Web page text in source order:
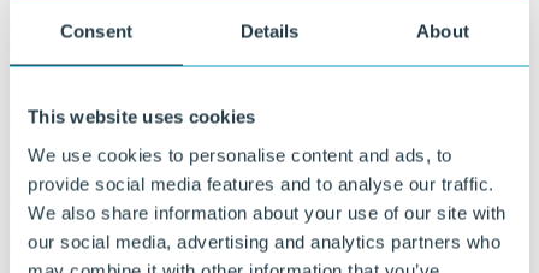
Consent Details About
This website uses cookies
We use cookies to personalise content and ads, to
provide social media features and to analyse our traffic.
We also share information about your use of our site with
our social media, advertising and analytics partners who
Bestand tegen zon, regen, vorst en wisselende omstandigheden.
Geschikt voor mechanisch belastende toepassingen.
Eenvoudig te bewerken
Goed te zagen, frezen, lassen en monteren.
Maatwerk in afmeting, vorm en afwerking